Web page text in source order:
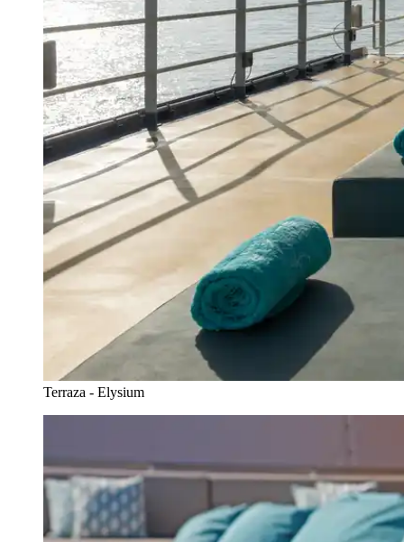
Terraza - Elysium